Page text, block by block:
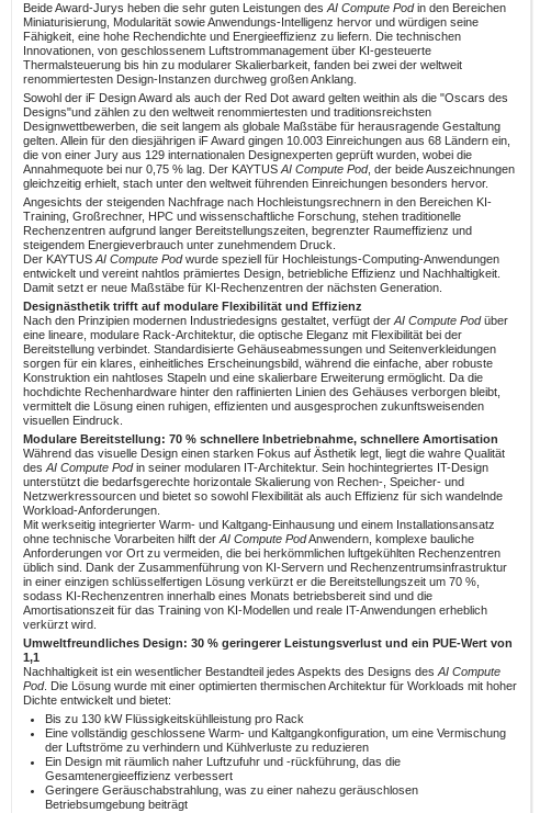
Beide Award-Jurys heben die sehr guten Leistungen des AI Compute Podin den Bereichen
Miniaturisierung, Modularität sowie Anwendungs-Intelligenz hervor und würdigen seine
Fähigkeit, eine hohe Rechendichte und Energieeffizienz zu liefern. Die technischen
Innovationen, von geschlossenem Luftstrommanagement über KI-gesteuerte
Thermalsteuerung bis hin zu modularer Skalierbarkeit, fanden bei zwei der weltweit
renommiertesten Design-Instanzen durchweg großen Anklang.
Sowohl der iF Design Award als auch der Red Dot award gelten weithin als die "Oscars des
Designs"und zählen zu den weltweit renommiertesten und traditionsreichsten
Designwettbewerben, die seit langem als globale Maßstäbe für herausragende Gestaltung
gelten. Allein für den diesjährigen iF Award gingen 10.003 Einreichungen aus 68 Ländern ein,
die von einer Jury aus 129 internationalen Designexperten geprüft wurden, wobei die
Annahmequote bei nur 0,75 % lag. Der KAYTUS AI Compute Pod, der beide Auszeichnungen
gleichzeitig erhielt, stach unter den weltweit führenden Einreichungen besonders hervor.
Angesichts der steigenden Nachfrage nach Hochleistungsrechnern in den Bereichen KI-
Training, Großrechner, HPC und wissenschaftliche Forschung, stehen traditionelle
Rechenzentren aufgrund langer Bereitstellungszeiten, begrenzter Raumeffizienz und
steigendem Energieverbrauch unter zunehmendem Druck.
Der KAYTUS AI Compute Podwurde speziell für Hochleistungs-Computing-Anwendungen
entwickelt und vereint nahtlos prämiertes Design, betriebliche Effizienz und Nachhaltigkeit.
Damit setzt er neue Maßstäbe für KI-Rechenzentren der nächsten Generation.
Designästhetik trifft auf modulare Flexibilität und Effizienz
Nach den Prinzipien modernen Industriedesigns gestaltet, verfügt der AI Compute Podüber
eine lineare, modulare Rack-Architektur, die optische Eleganz mit Flexibilität bei der
Bereitstellung verbindet. Standardisierte Gehäuseabmessungen und Seitenverkleidungen
sorgen für ein klares, einheitliches Erscheinungsbild, während die einfache, aber robuste
Konstruktion ein nahtloses Stapeln und eine skalierbare Erweiterung ermöglicht. Da die
hochdichte Rechenhardware hinter den raffinierten Linien des Gehäuses verborgen bleibt,
vermittelt die Lösung einen ruhigen, effizienten und ausgesprochen zukunftsweisenden
visuellen Eindruck.
Modulare Bereitstellung: 70 % schnellere Inbetriebnahme, schnellere Amortisation
Während das visuelle Design einen starken Fokus auf Ästhetik legt, liegt die wahre Qualität
des AI Compute Podin seiner modularen IT-Architektur. Sein hochintegriertes IT-Design
unterstützt die bedarfsgerechte horizontale Skalierung von Rechen-, Speicher- und
Netzwerkressourcen und bietet so sowohl Flexibilität als auch Effizienz für sich wandelnde
Workload-Anforderungen.
Mit werkseitig integrierter Warm- und Kaltgang-Einhausung und einem Installationsansatz
ohne technische Vorarbeiten hilft der AI Compute PodAnwendern, komplexe bauliche
Anforderungen vor Ort zu vermeiden, die bei herkömmlichen luftgekühlten Rechenzentren
üblich sind. Dank der Zusammenführung von KI-Servern und Rechenzentrumsinfrastruktur
in einer einzigen schlüsselfertigen Lösung verkürzt er die Bereitstellungszeit um 70 %,
sodass KI-Rechenzentren innerhalb eines Monats betriebsbereit sind und die
Amortisationszeit für das Training von KI-Modellen und reale IT-Anwendungen erheblich
verkürzt wird.
Umweltfreundliches Design: 30 % geringerer Leistungsverlust und ein PUE-Wert von
1,1
Nachhaltigkeit ist ein wesentlicher Bestandteil jedes Aspekts des Designs des AI Compute
Pod. Die Lösung wurde mit einer optimierten thermischen Architektur für Workloads mit hoher
Dichte entwickelt und bietet:
Bis zu 130 kW Flüssigkeitskühlleistung pro Rack
Eine vollständig geschlossene Warm- und Kaltgangkonfiguration, um eine Vermischung
der Luftströme zu verhindern und Kühlverluste zu reduzieren
Ein Design mit räumlich naher Luftzufuhr und -rückführung, das die
Gesamtenergieeffizienz verbessert
Geringere Geräuschabstrahlung, was zu einer nahezu geräuschlosen
Betriebsumgebung beiträgt